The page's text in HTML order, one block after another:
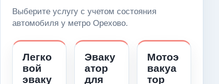
Выберите услугу с учетом состояния
автомобиля у метро Орехово.
Легко
вой
эваку
Эваку
атор
для
Мотоэ
вакуа
тор